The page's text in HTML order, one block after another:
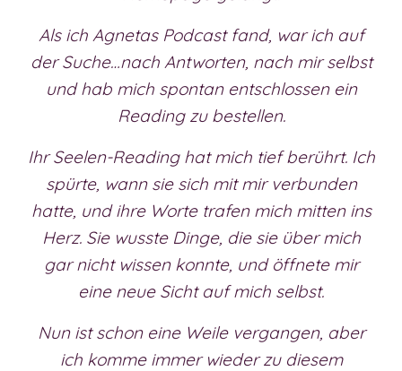
Als ich Agnetas Podcast fand, war ich auf
der Suche…nach Antworten, nach mir selbst
und hab mich spontan entschlossen ein
Reading zu bestellen.
Ihr Seelen-Reading hat mich tief berührt. Ich
spürte, wann sie sich mit mir verbunden
hatte, und ihre Worte trafen mich mitten ins
Herz. Sie wusste Dinge, die sie über mich
gar nicht wissen konnte, und öffnete mir
eine neue Sicht auf mich selbst.
Nun ist schon eine Weile vergangen, aber
ich komme immer wieder zu diesem